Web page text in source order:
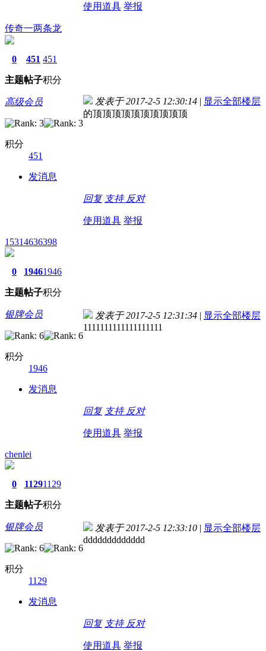
使用道具 举报
传奇一两条龙
0
主题
451
帖子
451
积分
高级会员
积分
451
发消息
发表于 2017-2-5 12:30:14 | 显示全部楼层
的顶顶顶顶顶顶顶顶顶顶
回复 支持 反对
使用道具 举报
15314636398
0
主题
1946
帖子
1946
积分
银牌会员
积分
1946
发消息
发表于 2017-2-5 12:31:34 | 显示全部楼层
1111111111111111111
回复 支持 反对
使用道具 举报
chenlei
0
主题
1129
帖子
1129
积分
银牌会员
积分
1129
发消息
发表于 2017-2-5 12:33:10 | 显示全部楼层
ddddddddddddd
回复 支持 反对
使用道具 举报